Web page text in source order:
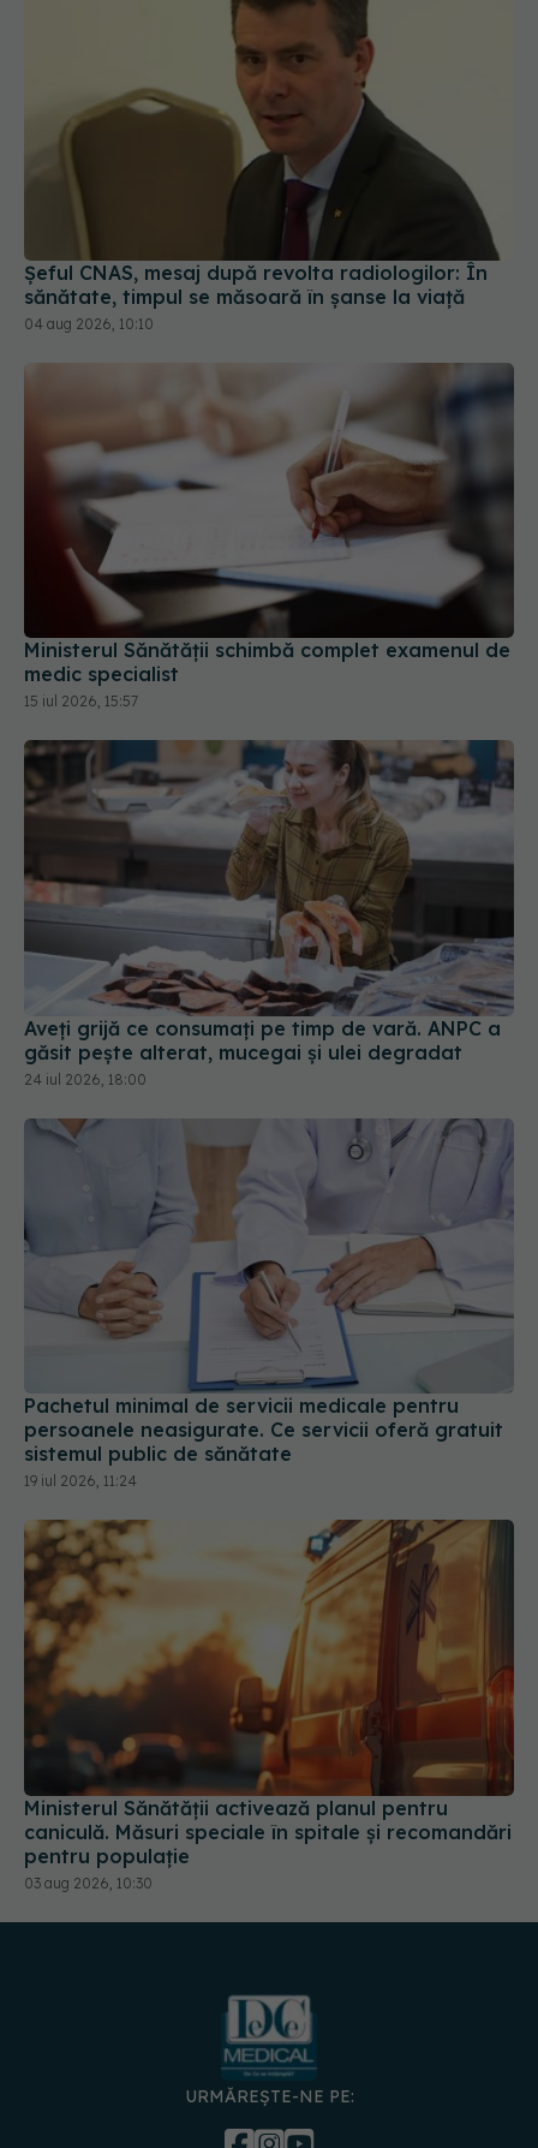
Șeful CNAS, mesaj după revolta radiologilor: În
sănătate, timpul se măsoară în șanse la viață
04 aug 2026, 10:10
Ministerul Sănătății schimbă complet examenul de
medic specialist
15 iul 2026, 15:57
Aveți grijă ce consumați pe timp de vară. ANPC a
găsit pește alterat, mucegai și ulei degradat
24 iul 2026, 18:00
Pachetul minimal de servicii medicale pentru
persoanele neasigurate. Ce servicii oferă gratuit
sistemul public de sănătate
19 iul 2026, 11:24
Ministerul Sănătății activează planul pentru
caniculă. Măsuri speciale în spitale și recomandări
pentru populație
03 aug 2026, 10:30
URMĂREȘTE-NE PE: